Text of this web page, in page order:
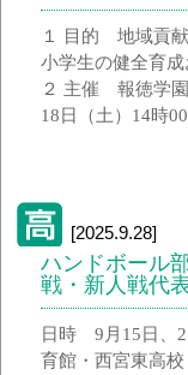
１ 目的 地域貢
小学生の健全育
２ 主催 報徳学
18日（土）14時
[2025.9.28]
ハンドボール
戦・新人戦代
日時 9月15日、
育館・西宮東